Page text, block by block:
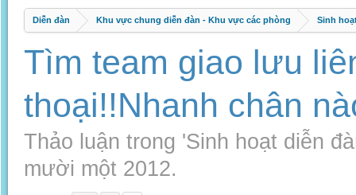
Diễn đàn Khu vực chung diễn đàn - Khu vực các phòng Sinh
Tìm team giao lưu
thoại!!Nhanh chân
Thảo luận trong 'Sinh hoạt diễn
mười một 2012.